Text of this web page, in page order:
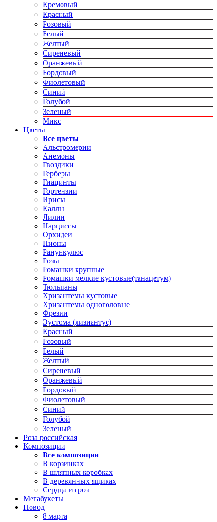
Кремовый
Красный
Розовый
Белый
Желтый
Сиреневый
Оранжевый
Бордовый
Фиолетовый
Синий
Голубой
Зеленый
Микс
Цветы
Все цветы
Альстромерии
Анемоны
Гвоздики
Герберы
Гиацинты
Гортензии
Ирисы
Каллы
Лилии
Нарциссы
Орхидеи
Пионы
Ранункулюс
Розы
Ромашки крупные
Ромашки мелкие кустовые(танацетум)
Тюльпаны
Хризантемы кустовые
Хризантемы одноголовые
Фрезии
Эустома (лизиантус)
Красный
Розовый
Белый
Желтый
Сиреневый
Оранжевый
Бордовый
Фиолетовый
Синий
Голубой
Зеленый
Роза российская
Композиции
Все композиции
В корзинках
В шляпных коробках
В деревянных ящиках
Сердца из роз
Мегабукеты
Повод
8 марта